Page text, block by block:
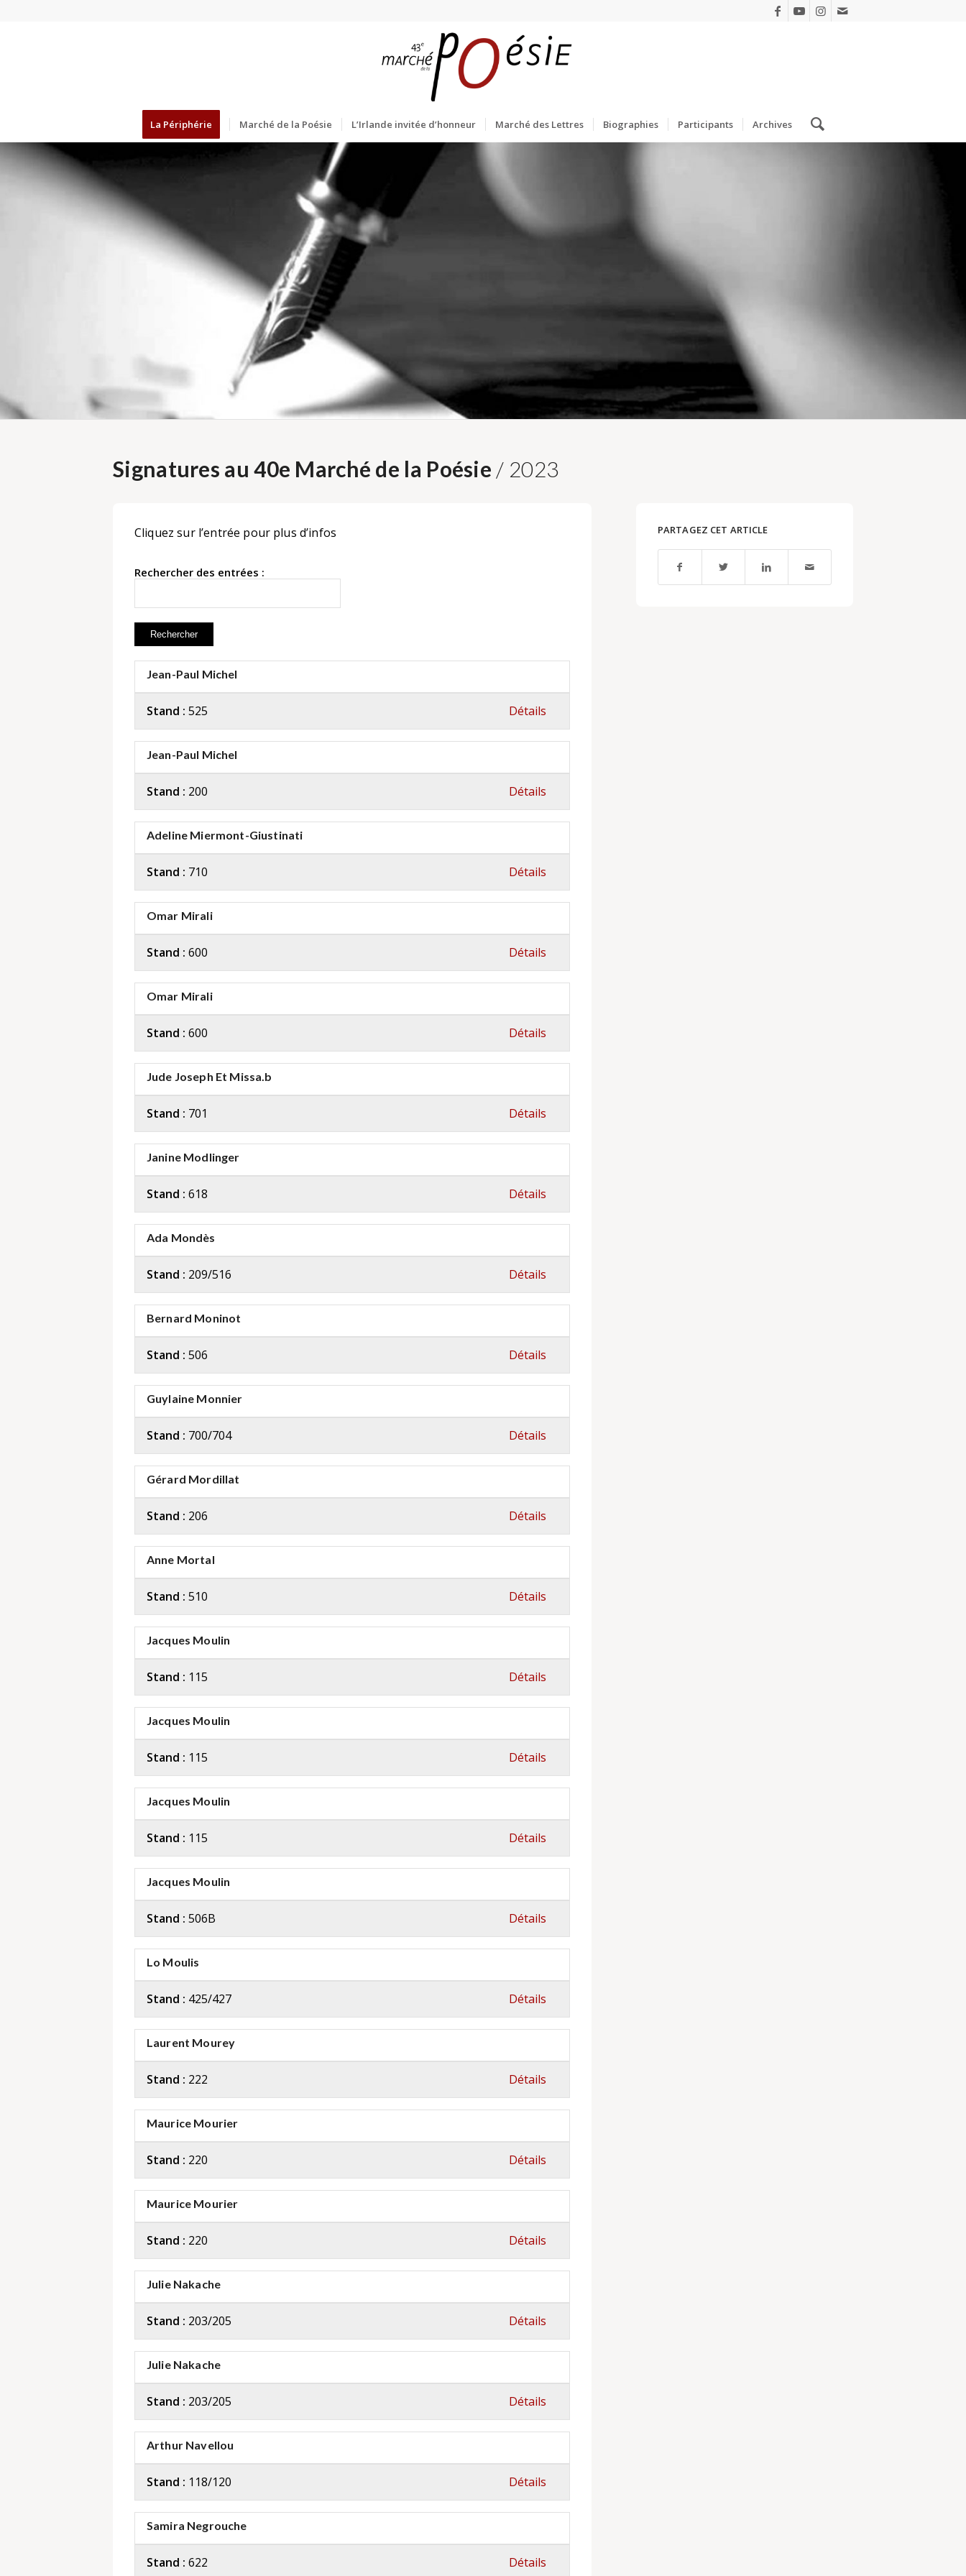
La Périphérie Marché de la Poésie L’Irlande invitée d’honneur Marché des Lettres Biographies Participants Archives
Signatures au 40e Marché de la Poésie / 2023
Cliquez sur l’entrée pour plus d’infos
Rechercher des entrées :
Jean-Paul Michel
Stand : 525 Détails
Jean-Paul Michel
Stand : 200 Détails
Adeline Miermont-Giustinati
Stand : 710 Détails
Omar Mirali
Stand : 600 Détails
Omar Mirali
Stand : 600 Détails
Jude Joseph Et Missa.b
Stand : 701 Détails
Janine Modlinger
Stand : 618 Détails
Ada Mondès
Stand : 209/516 Détails
Bernard Moninot
Stand : 506 Détails
Guylaine Monnier
Stand : 700/704 Détails
Gérard Mordillat
Stand : 206 Détails
Anne Mortal
Stand : 510 Détails
Jacques Moulin
Stand : 115 Détails
Jacques Moulin
Stand : 115 Détails
Jacques Moulin
Stand : 115 Détails
Jacques Moulin
Stand : 506B Détails
Lo Moulis
Stand : 425/427 Détails
Laurent Mourey
Stand : 222 Détails
Maurice Mourier
Stand : 220 Détails
Maurice Mourier
Stand : 220 Détails
Julie Nakache
Stand : 203/205 Détails
Julie Nakache
Stand : 203/205 Détails
Arthur Navellou
Stand : 118/120 Détails
Samira Negrouche
Stand : 622 Détails
PARTAGEZ CET ARTICLE